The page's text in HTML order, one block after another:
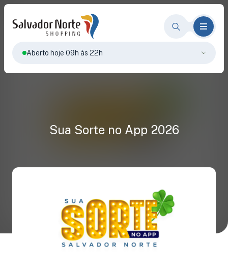
Aberto hoje 09h às 22h
Sua Sorte no App 2026